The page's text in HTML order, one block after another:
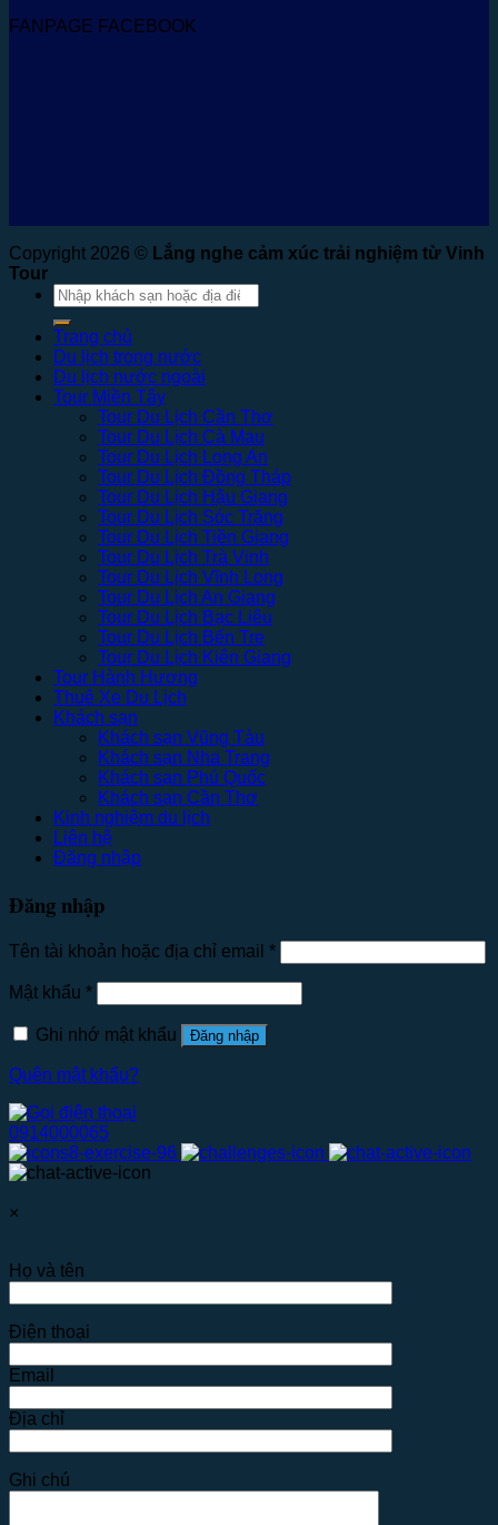
FANPAGE FACEBOOK
Copyright 2026 © Lắng nghe cảm xúc trải nghiệm từ Vinh
Tour
Tìm
kiếm:
Trang chủ
Du lịch trong nước
Du lịch nước ngoài
Tour Miền Tây
Tour Du Lịch Cần Thơ
Tour Du Lịch Cà Mau
Tour Du Lịch Long An
Tour Du Lịch Đồng Tháp
Tour Du Lịch Hậu Giang
Tour Du Lịch Sóc Trăng
Tour Du Lịch Tiền Giang
Tour Du Lịch Trà Vinh
Tour Du Lịch Vĩnh Long
Tour Du Lịch An Giang
Tour Du Lịch Bạc Liêu
Tour Du Lịch Bến Tre
Tour Du Lịch Kiên Giang
Tour Hành Hương
Thuê Xe Du Lịch
Khách sạn
Khách sạn Vũng Tàu
Khách sạn Nha Trang
Khách sạn Phú Quốc
Khách sạn Cần Thơ
Kinh nghiệm du lịch
Liên hệ
Đăng nhập
Đăng nhập
Tên tài khoản hoặc địa chỉ email *
Mật khẩu *
Ghi nhớ mật khẩu Đăng nhập
Quên mật khẩu?
0914000065
×
Họ và tên
Điện thoại
Email
Địa chỉ
Ghi chú